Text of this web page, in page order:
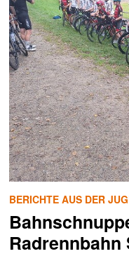
BERICHTE AUS DER
Radrennbahn